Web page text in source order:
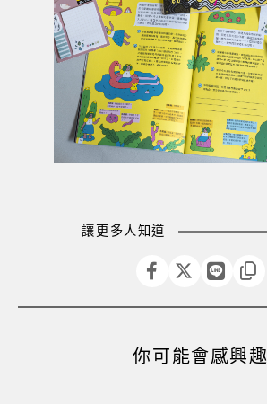
讓更多人知道
你可能會感興趣